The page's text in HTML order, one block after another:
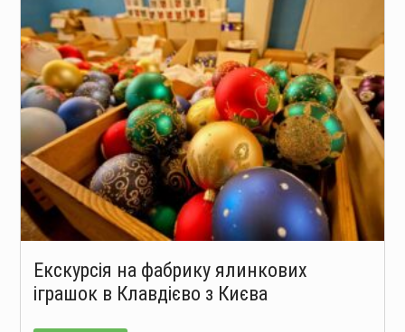
Екскурсія на фабрику ялинкових
іграшок в Клавдієво з Києва